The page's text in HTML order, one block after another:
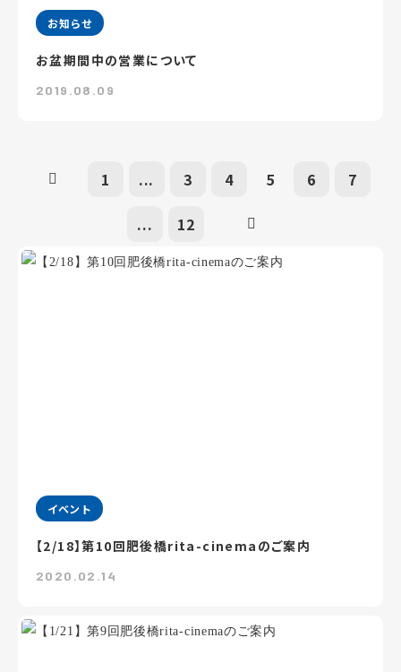
お知らせ
お盆期間中の営業について
2019.08.09
1 ... 3 4 5 6 7
... 12
イベント
【2/18】第10回肥後橋rita-cinemaのご案内
2020.02.14